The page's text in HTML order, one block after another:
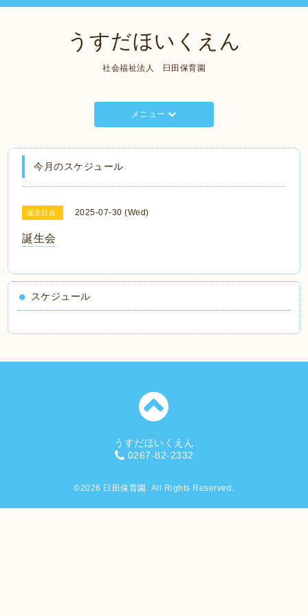
うすだほいくえん
社会福祉法人 臼田保育園
メニュー
今月のスケジュール
誕生日会 2025-07-30 (Wed)
誕生会
スケジュール
うすだほいくえん
0267-82-2332
©2026 臼田保育園 . All Rights Reserved.